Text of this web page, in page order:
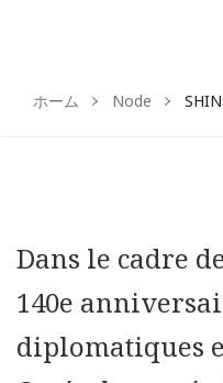
ホーム Node
Dans le cadre
140e
diplomatiques